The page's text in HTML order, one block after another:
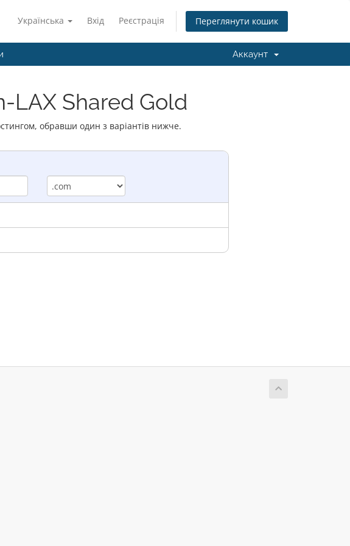
Українська Вхід Реєстрація Переглянути кошик
Аккаунт
LAX Shared Gold
обравши один з варіантів нижче.